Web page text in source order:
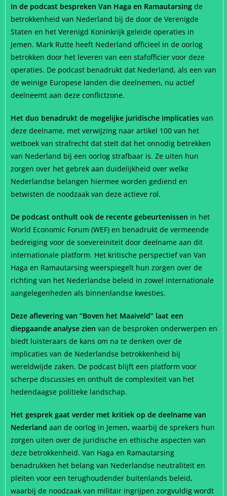
In de podcast bespreken Van Haga en Ramautarsing de
betrokkenheid van Nederland bij de door de Verenigde
Staten en het Verenigd Koninkrijk geleide operaties in
Jemen. Mark Rutte heeft Nederland officieel in de oorlog
betrokken door het leveren van een stafofficier voor deze
operaties. De podcast benadrukt dat Nederland, als een van
de weinige Europese landen die deelnemen, nu actief
deelneemt aan deze conflictzone.
Het duo benadrukt de mogelijke juridische implicaties van
deze deelname, met verwijzing naar artikel 100 van het
wetboek van strafrecht dat stelt dat het onnodig betrekken
van Nederland bij een oorlog strafbaar is. Ze uiten hun
zorgen over het gebrek aan duidelijkheid over welke
Nederlandse belangen hiermee worden gediend en
betwisten de noodzaak van deze actieve rol.
De podcast onthult ook de recente gebeurtenissen in het
World Economic Forum (WEF) en benadrukt de vermeende
bedreiging voor de soevereiniteit door deelname aan dit
internationale platform. Het kritische perspectief van Van
Haga en Ramautarsing weerspiegelt hun zorgen over de
richting van het Nederlandse beleid in zowel internationale
aangelegenheden als binnenlandse kwesties.
Deze aflevering van “Boven het Maaiveld” laat een
diepgaande analyse zien van de besproken onderwerpen en
biedt luisteraars de kans om na te denken over de
implicaties van de Nederlandse betrokkenheid bij
wereldwijde zaken. De podcast blijft een platform voor
scherpe discussies en onthult de complexiteit van het
hedendaagse politieke landschap.
Het gesprek gaat verder met kritiek op de deelname van
Nederland aan de oorlog in Jemen, waarbij de sprekers hun
zorgen uiten over de juridische en ethische aspecten van
deze betrokkenheid. Van Haga en Ramautarsing
benadrukken het belang van Nederlandse neutraliteit en
pleiten voor een terughoudender buitenlands beleid,
waarbij de noodzaak van militair ingrijpen zorgvuldig wordt